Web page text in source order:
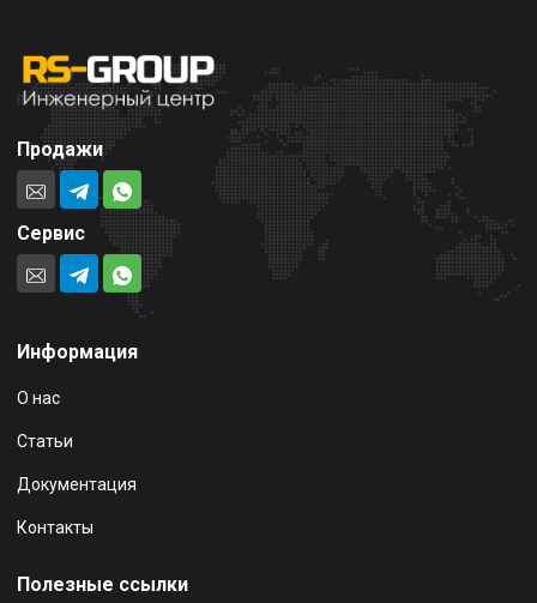
Продажи
Сервис
Информация
О нас
Статьи
Документация
Контакты
Полезные ссылки